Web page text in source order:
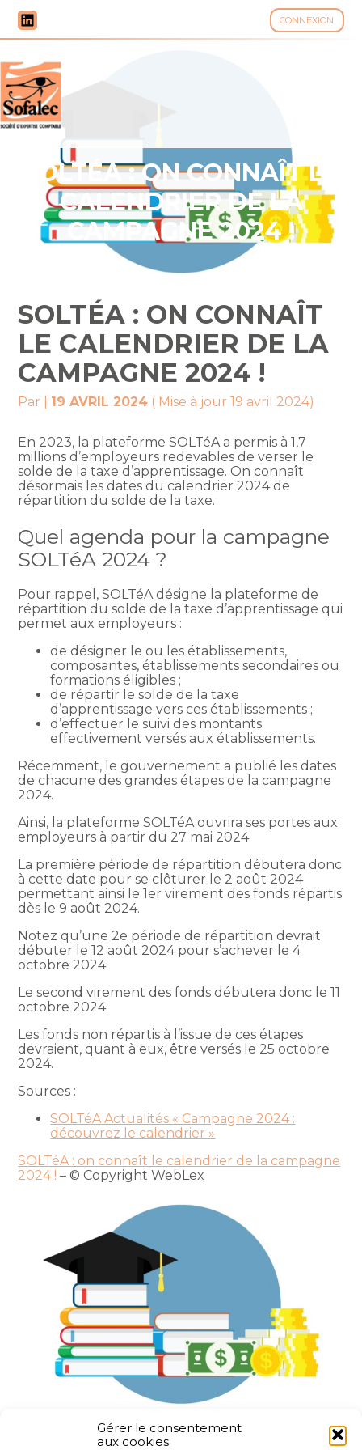
Gérer le consentement
aux cookies
CONNEXION
Aller
au
contenu
SOLTÉA : ON CONNAÎT LE
CALENDRIER DE LA
CAMPAGNE 2024 !
SOLTÉA : ON CONNAÎT
LE CALENDRIER DE LA
CAMPAGNE 2024 !
Par 19 AVRIL 2024 ( Mise à jour 19 avril 2024)
En 2023, la plateforme SOLTéA a permis à 1,7
millions d’employeurs redevables de verser le
solde de la taxe d’apprentissage. On connaît
désormais les dates du calendrier 2024 de
répartition du solde de la taxe.
Quel agenda pour la campagne
SOLTéA 2024 ?
Pour rappel, SOLTéA désigne la plateforme de
répartition du solde de la taxe d’apprentissage qui
permet aux employeurs :
de désigner le ou les établissements,
composantes, établissements secondaires ou
formations éligibles ;
de répartir le solde de la taxe
d’apprentissage vers ces établissements ;
d’effectuer le suivi des montants
effectivement versés aux établissements.
Récemment, le gouvernement a publié les dates
de chacune des grandes étapes de la campagne
2024.
Ainsi, la plateforme SOLTéA ouvrira ses portes aux
employeurs à partir du 27 mai 2024.
La première période de répartition débutera donc
à cette date pour se clôturer le 2 août 2024
permettant ainsi le 1er virement des fonds répartis
dès le 9 août 2024.
Notez qu’une 2e période de répartition devrait
débuter le 12 août 2024 pour s’achever le 4
octobre 2024.
Le second virement des fonds débutera donc le 11
octobre 2024.
Les fonds non répartis à l’issue de ces étapes
devraient, quant à eux, être versés le 25 octobre
2024.
Sources :
SOLTéA Actualités « Campagne 2024 :
découvrez le calendrier »
SOLTéA : on connaît le calendrier de la campagne
2024 ! – © Copyright WebLex